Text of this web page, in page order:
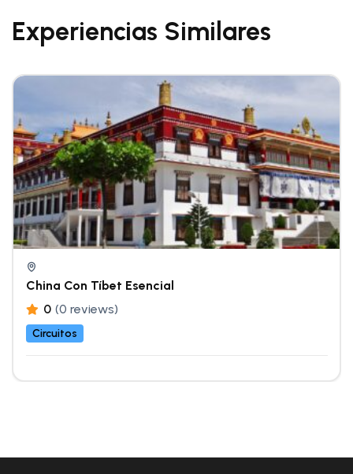
Experiencias Similares
China Con Tíbet Esencial
0 (0 reviews)
Circuitos